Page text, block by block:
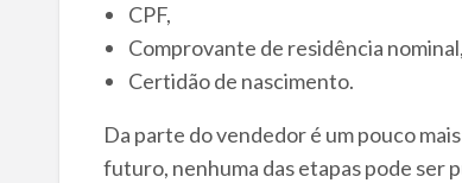
CPF,
Comprovante de residência nominal,
Certidão de nascimento.
Da parte do vendedor é um pouco
futuro, nenhuma das etapas pode ser